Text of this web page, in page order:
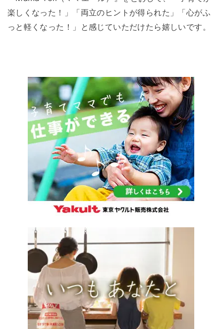
楽しくなった！」「両立のヒントが得られた」「心がふ
っと軽くなった！」と感じていただけたら嬉しいです。